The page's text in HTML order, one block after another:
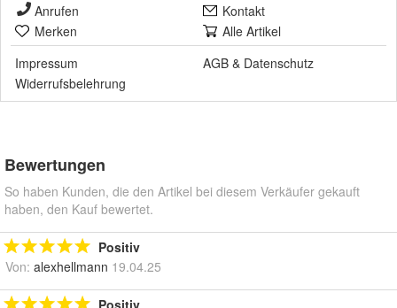
Anrufen
Kontakt
Merken
Alle Artikel
Impressum
AGB & Datenschutz
Widerrufsbelehrung
Bewertungen
So haben Kunden, die den Artikel bei diesem Verkäufer gekauft
haben, den Kauf bewertet.
Positiv
Von: alexhellmann 19.04.25